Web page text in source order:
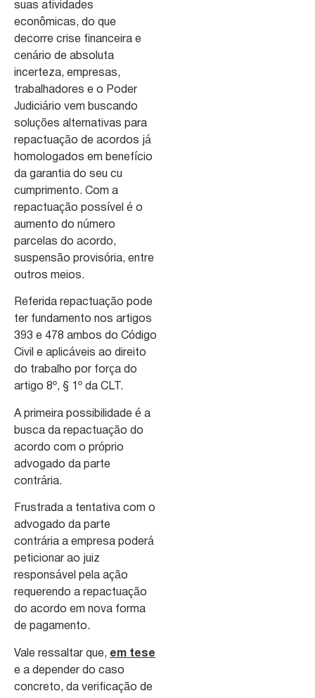
suas atividades
econômicas, do que
decorre crise financeira e
cenário de absoluta
incerteza, empresas,
trabalhadores e o Poder
Judiciário vem buscando
soluções alternativas para
repactuação de acordos já
homologados em benefício
da garantia do seu cu
cumprimento. Com a
repactuação possível é o
aumento do número
parcelas do acordo,
suspensão provisória, entre
outros meios.
Referida repactuação pode
ter fundamento nos artigos
393 e 478 ambos do Código
Civil e aplicáveis ao direito
do trabalho por força do
artigo 8º, § 1º da CLT.
A primeira possibilidade é a
busca da repactuação do
acordo com o próprio
advogado da parte
contrária.
Frustrada a tentativa com o
advogado da parte
contrária a empresa poderá
peticionar ao juiz
responsável pela ação
requerendo a repactuação
do acordo em nova forma
de pagamento.
Vale ressaltar que, em tese
e a depender do caso
concreto, da verificação de